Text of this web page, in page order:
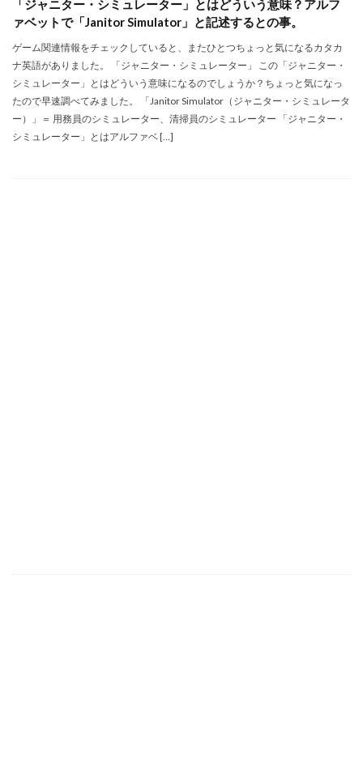
「ジャニター・シミュレーター」とはどういう意味？アルフ
ァベットで「Janitor Simulator」と記述するとの事。
ゲーム関連情報をチェックしていると、またひとつちょっと気になるカタカ
ナ英語がありました。 「ジャニター・シミュレーター」 この「ジャニター・
シミュレーター」とはどういう意味になるのでしょうか？ちょっと気になっ
たので早速調べてみました。 「Janitor Simulator（ジャニター・シミュレータ
ー）」＝ 用務員のシミュレーター、清掃員のシミュレーター 「ジャニター・
シミュレーター」とはアルファベ […]